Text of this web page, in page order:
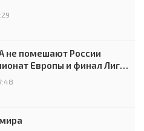
не помешают России
Европы и финал Лиги